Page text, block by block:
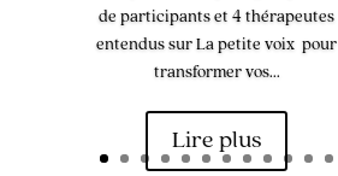
de participants et 4 thérapeutes
entendus sur La petite voix pour
transformer vos...
Lire plus